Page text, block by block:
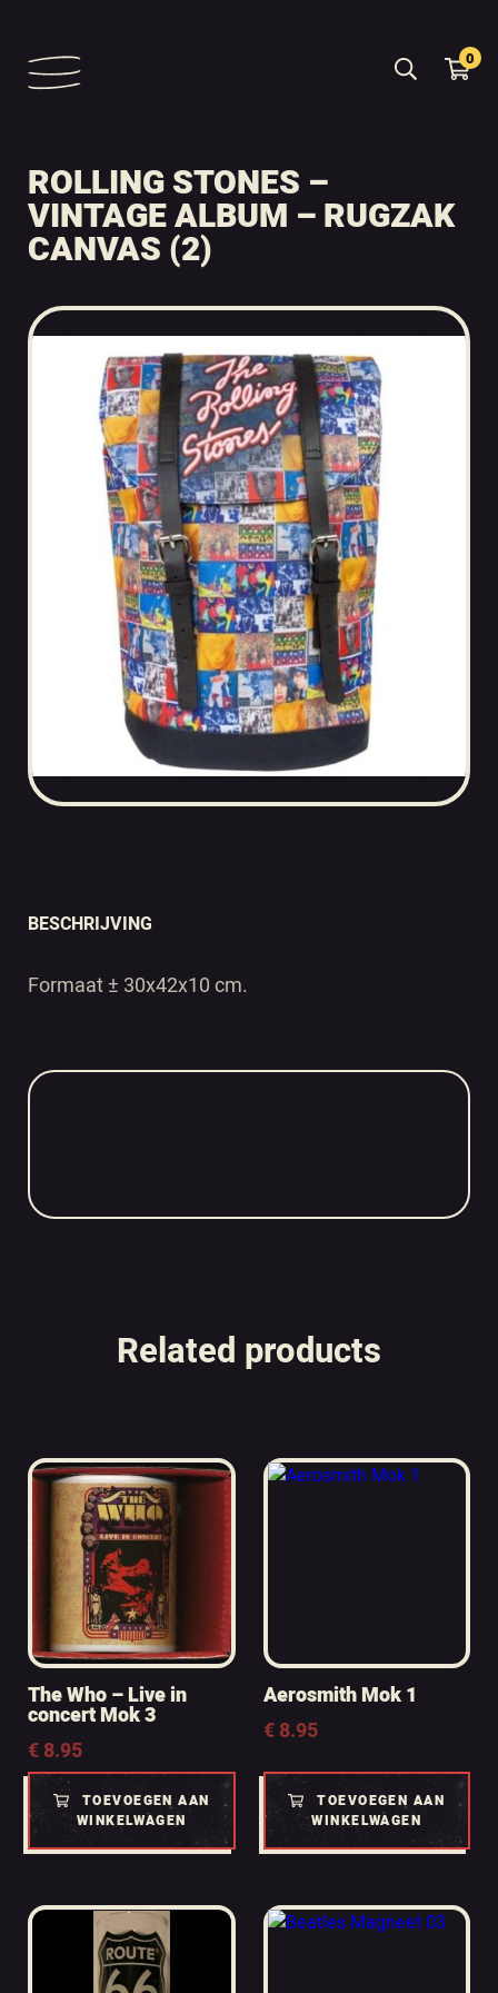
0
ROLLING STONES –
VINTAGE ALBUM – RUGZAK
CANVAS (2)
BESCHRIJVING
Formaat ± 30x42x10 cm.
Related products
The Who – Live in
concert Mok 3
€8.95
TOEVOEGEN AAN
WINKELWAGEN
Aerosmith Mok 1
€8.95
TOEVOEGEN AAN
WINKELWAGEN